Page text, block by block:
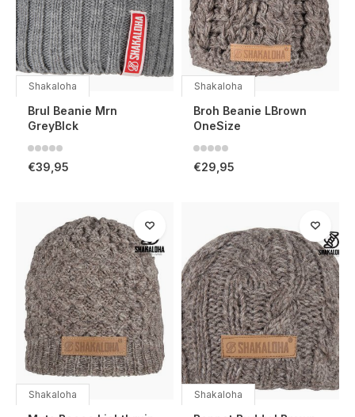
Shakaloha
Brul Beanie Mrn
GreyBlck
€39,95
Shakaloha
Broh Beanie LBrown
OneSize
€29,95
Shakaloha Shakaloha